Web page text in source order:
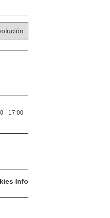
- 17:00
Info